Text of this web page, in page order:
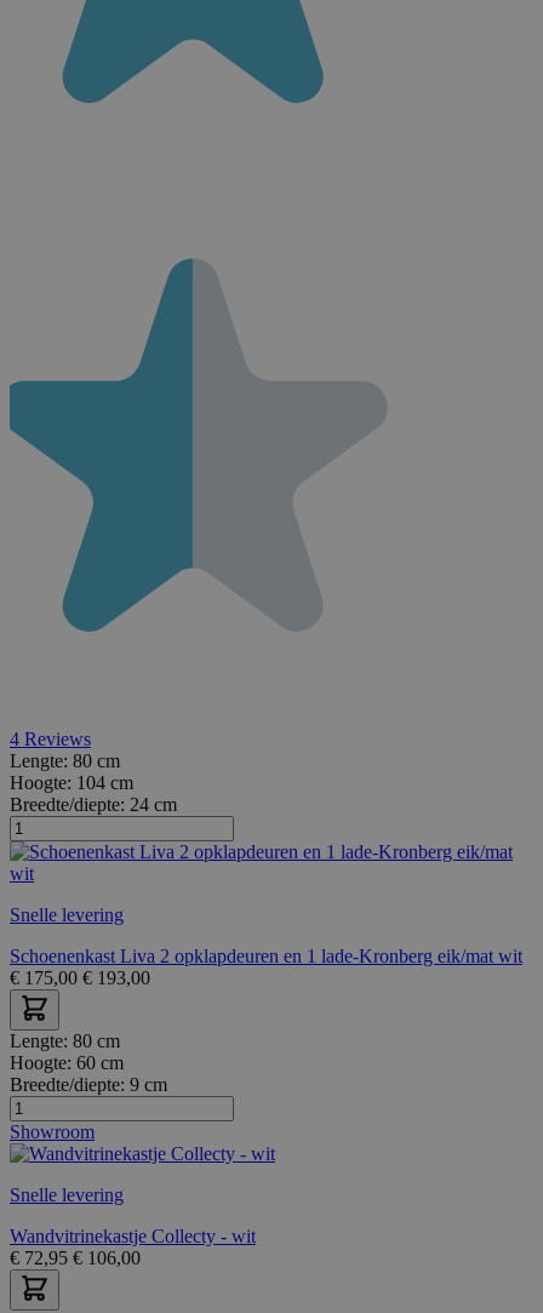
4 Reviews
Lengte: 80 cm
Hoogte: 104 cm
Breedte/diepte: 24 cm
Snelle levering
Schoenenkast Liva 2 opklapdeuren en 1 lade-Kronberg eik/mat wit
€ 175,00 € 193,00
Lengte: 80 cm
Hoogte: 60 cm
Breedte/diepte: 9 cm
Showroom
Snelle levering
Wandvitrinekastje Collecty - wit
€ 72,95 € 106,00